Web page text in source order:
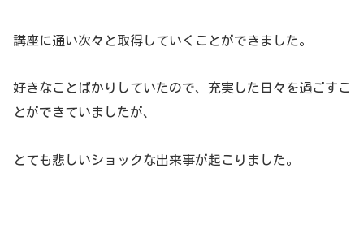
講座に通い次々と取得していくことができました。
好きなことばかりしていたので、充実した日々を過ごすこ
とができていましたが、
とても悲しいショックな出来事が起こりました。